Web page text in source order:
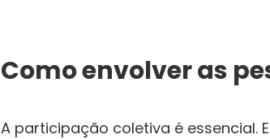
Como envolver as
A participação coletiva é essencial.